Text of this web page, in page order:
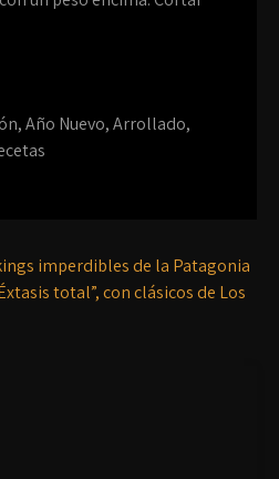
,Año Nuevo,Arrollado,
imperdibles de la Patagonia
total”, con clásicos de Los